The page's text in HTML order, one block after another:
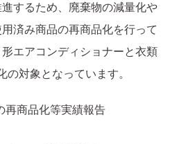
するため、廃棄物の減量化や
済み商品の再商品化を行って
エアコンディショナーと衣類
対象となっています。
再商品化等実績報告